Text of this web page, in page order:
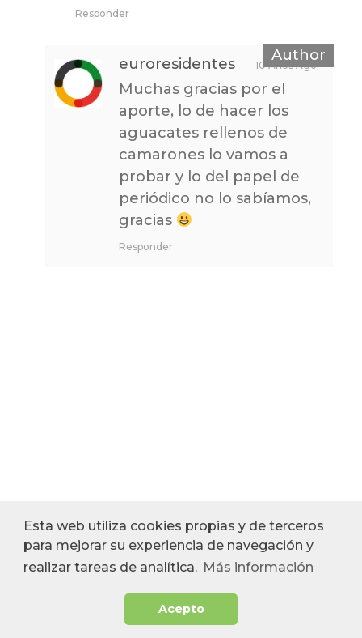
Responder
euroresidentes 10 Años Ago
Muchas gracias por el
aporte, lo de hacer los
aguacates rellenos de
camarones lo vamos a
probar y lo del papel de
periódico no lo sabíamos,
gracias
Responder
Esta web utiliza cookies propias y de terceros
para mejorar su experiencia de navegación y
realizar tareas de analítica. Más información